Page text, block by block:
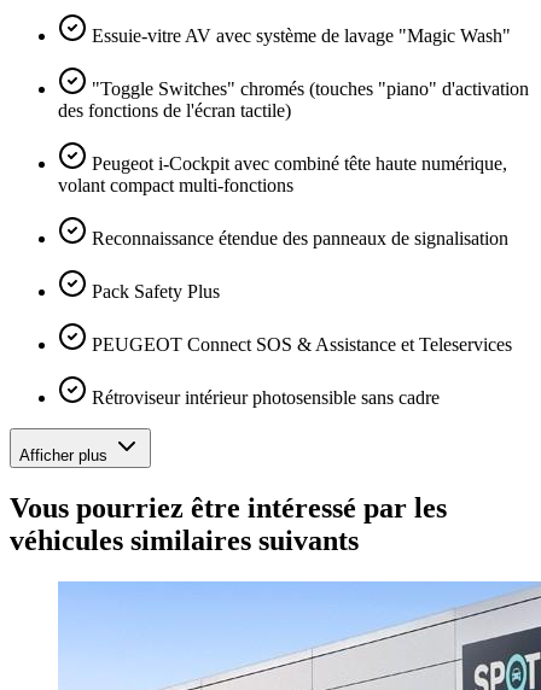
Essuie-vitre AV avec système de lavage "Magic Wash"
"Toggle Switches" chromés (touches "piano" d'activation
des fonctions de l'écran tactile)
Peugeot i-Cockpit avec combiné tête haute numérique,
volant compact multi-fonctions
Reconnaissance étendue des panneaux de signalisation
Pack Safety Plus
PEUGEOT Connect SOS & Assistance et Teleservices
Rétroviseur intérieur photosensible sans cadre
Afficher plus
Vous pourriez être intéressé par les
véhicules similaires suivants